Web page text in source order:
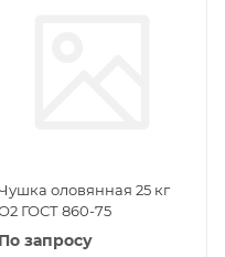
оловянная 25 кг
ГОСТ 860-75
По запросу